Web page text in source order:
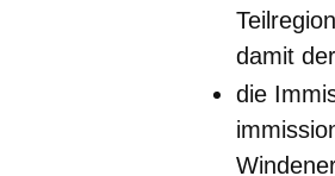
damit
die